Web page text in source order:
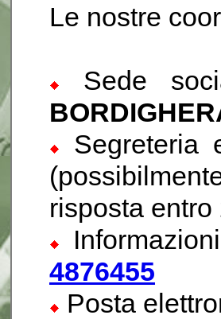
Le nostre
Sede
Segreteria
risposta entro
4876455
Posta